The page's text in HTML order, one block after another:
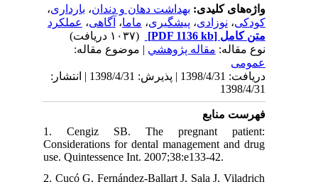
واژه‌های کلیدی:بهداشت دهان و دندان ،بارداری،
کودکی،نوزادی،پیشگیری،ماما،آگاهی،عملکرد
متن کامل[PDF 1136 kb]
نوع مقاله:مقاله پژوهشي| موضوع مقاله:
عمومى
دریافت: 1398/4/31 | پذیرش: 1398/4/31 | انتشار:
1398/4/31
فهرست منابع
1. Cengiz SB. The pregnant patient:
Considerations for dental management and drug
use. Quintessence Int. 2007;38:e133-42.
2. Cucó G, Fernández-Ballart J, Sala J, Viladrich